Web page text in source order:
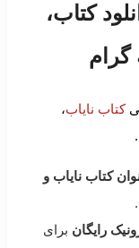
کتاب،
گرام
کتاب نایاب،
کتاب نایاب و
رایگان برای